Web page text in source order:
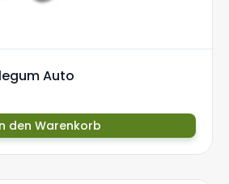
Auto
den Warenkorb